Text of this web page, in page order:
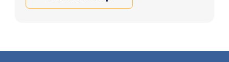
яке місто України. Замовляйте літні
нашому сайті.